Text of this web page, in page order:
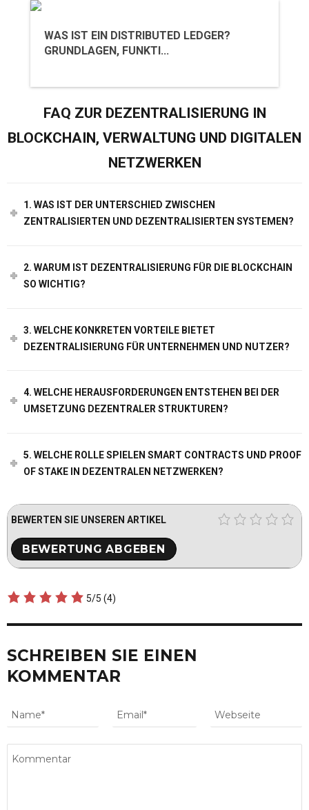
WAS IST EIN DISTRIBUTED LEDGER?
GRUNDLAGEN, FUNKTI...
FAQ ZUR DEZENTRALISIERUNG IN
BLOCKCHAIN, VERWALTUNG UND DIGITALEN
NETZWERKEN
1. WAS IST DER UNTERSCHIED ZWISCHEN
ZENTRALISIERTEN UND DEZENTRALISIERTEN SYSTEMEN?
2. WARUM IST DEZENTRALISIERUNG FÜR DIE BLOCKCHAIN
SO WICHTIG?
3. WELCHE KONKRETEN VORTEILE BIETET
DEZENTRALISIERUNG FÜR UNTERNEHMEN UND NUTZER?
4. WELCHE HERAUSFORDERUNGEN ENTSTEHEN BEI DER
UMSETZUNG DEZENTRALER STRUKTUREN?
5. WELCHE ROLLE SPIELEN SMART CONTRACTS UND PROOF
OF STAKE IN DEZENTRALEN NETZWERKEN?
BEWERTEN SIE UNSEREN ARTIKEL
5/5 (4)
SCHREIBEN SIE EINEN
KOMMENTAR